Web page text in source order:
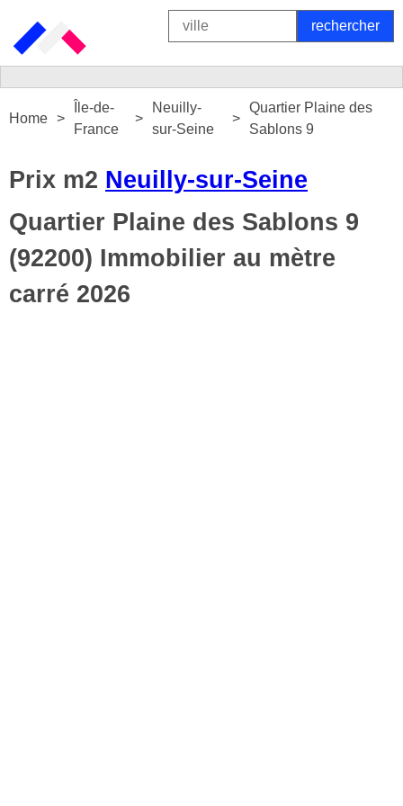
Home
Île-de-
France
Neuilly-
sur-Seine
Quartier Plaine des
Sablons 9
Prix m2 Neuilly-sur-Seine
Quartier Plaine des Sablons 9
(92200) Immobilier au mètre
carré 2026